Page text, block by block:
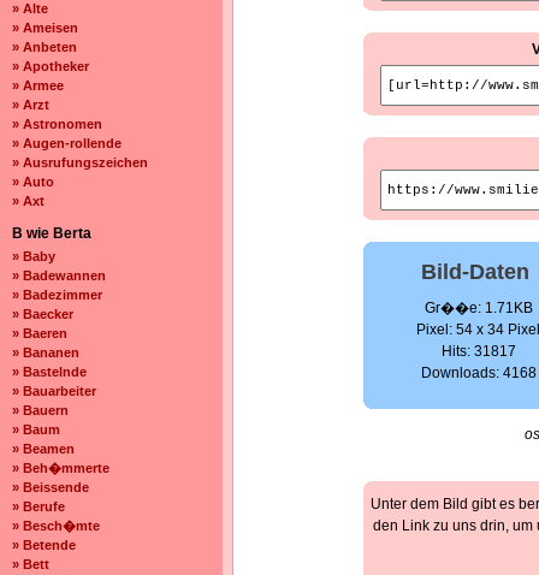
» Alte
» Ameisen
» Anbeten
» Apotheker
» Armee
» Arzt
» Astronomen
» Augen-rollende
» Ausrufungszeichen
» Auto
» Axt
B wie Berta
» Baby
» Badewannen
» Badezimmer
» Baecker
» Baeren
» Bananen
» Bastelnde
» Bauarbeiter
» Bauern
» Baum
» Beamen
» Beh�mmerte
» Beissende
» Berufe
» Besch�mte
» Betende
» Bett
Bild-Daten
Gr��e: 1.71KB
Pixel: 54 x 34
Hits: 31817
Downloads: 4168
Unter dem Bild gibt es
den Link zu uns drin,